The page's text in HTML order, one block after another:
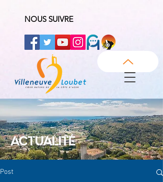
NOUS SUIVRE
ACTUALITÉ
Post